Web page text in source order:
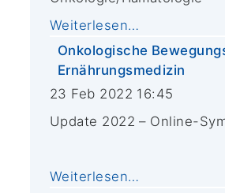
Weiterlesen…
Onkologische
Ernährungsmedizin
23 Feb 2022 16:45
Update 2022 – Online-
Weiterlesen…